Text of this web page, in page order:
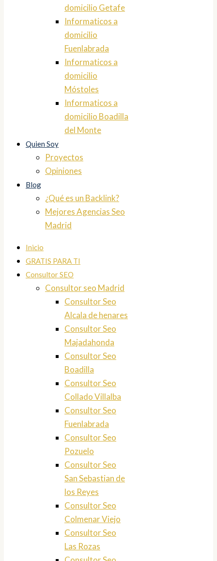
domicilio Getafe
Informaticos a
domicilio
Fuenlabrada
Informaticos a
domicilio
Móstoles
Informaticos a
domicilio Boadilla
del Monte
Quien Soy
Proyectos
Opiniones
Blog
¿Qué es un Backlink?
Mejores Agencias Seo
Madrid
Inicio
GRATIS PARA TI
Consultor SEO
Consultor seo Madrid
Consultor Seo
Alcala de henares
Consultor Seo
Majadahonda
Consultor Seo
Boadilla
Consultor Seo
Collado Villalba
Consultor Seo
Fuenlabrada
Consultor Seo
Pozuelo
Consultor Seo
San Sebastian de
los Reyes
Consultor Seo
Colmenar Viejo
Consultor Seo
Las Rozas